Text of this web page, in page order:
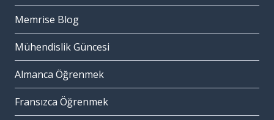
Memrise Blog
Mühendislik Güncesi
Almanca Öğrenmek
Fransızca Öğrenmek